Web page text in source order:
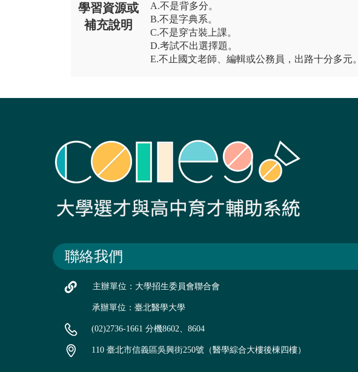
學習資源或
補充說明
A.不是背多分。
B.不是字典系。
C.不是穿古裝上課。
D.考試不出選擇題。
E.不止國文老師、編輯或公務員，出路十分多元。
聯絡我們
主辦單位：大學招生委員會聯合會
承辦單位：臺北醫學大學
(02)2736-1661 分機8602、8604
110 臺北市信義區吳興街250號（醫學綜合大樓後棟四樓）